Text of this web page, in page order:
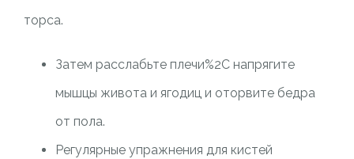
торса.
Затем расслабьте плечи%2C напрягите
мышцы живота и ягодиц и оторвите бедра
от пола.
Регулярные упражнения для кистей